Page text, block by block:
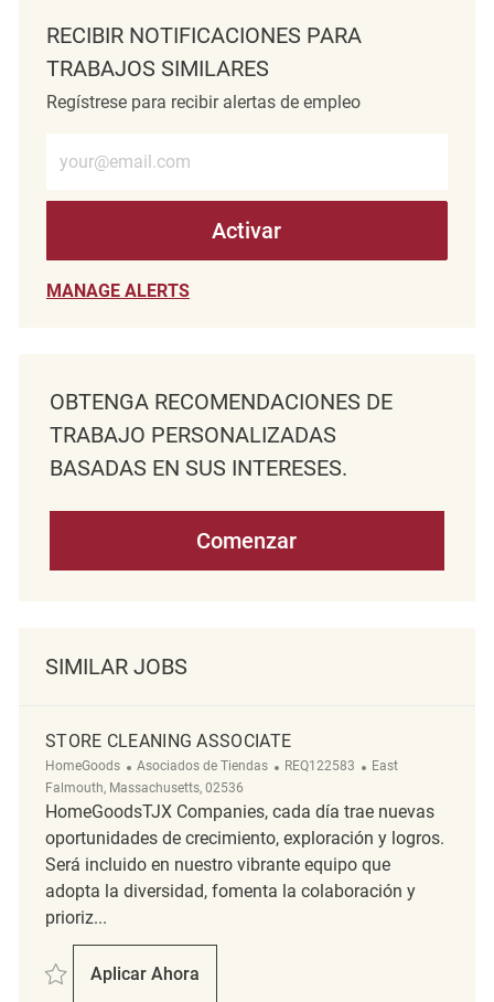
RECIBIR NOTIFICACIONES PARA
TRABAJOS SIMILARES
Regístrese para recibir alertas de empleo
Activar
MANAGE ALERTS
OBTENGA RECOMENDACIONES DE
TRABAJO PERSONALIZADAS
BASADAS EN SUS INTERESES.
Comenzar
SIMILAR JOBS
STORE CLEANING ASSOCIATE
HomeGoods Categoría
Asociados de Tiendas ReqId
REQ122583 Ubicación
East
Falmouth, Massachusetts, 02536
HomeGoodsTJX Companies, cada día trae nuevas
oportunidades de crecimiento, exploración y logros.
Será incluido en nuestro vibrante equipo que
adopta la diversidad, fomenta la colaboración y
prioriz...
Salvar Store Cleaning Associate REQ122583
Aplicar Ahora
Store Cleaning Associate